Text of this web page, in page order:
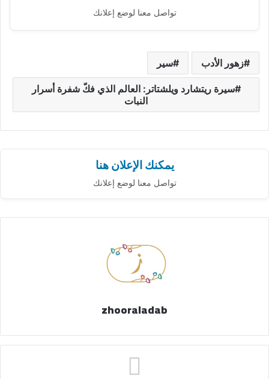
تواصل معنا لوضع إعلانك
زهور الأدب سير
سيرة ريتشارد ويلشتاتر: العالم الذي فكّ شفرة أسرار
النبات
يمكنك الإعلان هنا
تواصل معنا لوضع إعلانك
zhooraladab